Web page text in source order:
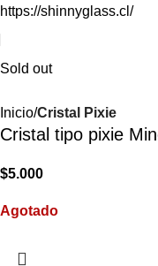
https://shinnyglass.cl/
Sold out
Inicio Cristal Pixie
Cristal tipo pixie
$5.000
Agotado